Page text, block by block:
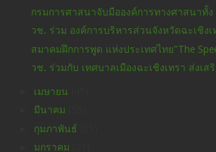
กรมการศาสนาจับมือองค์การทางศาสนาทั้
วช. ร่วม องค์การบริหารส่วนจังหวัดฉะเชิงเ
สมาคมฝึกการพูด แห่งประเทศไทย"The
วช. ร่วมกับ เทศบาลเมืองฉะเชิงเทรา ส่งเส
เมษายน
มีนาคม
กุมภาพันธ์
มกราคม